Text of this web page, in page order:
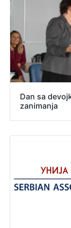
Dan sa
zanimanja